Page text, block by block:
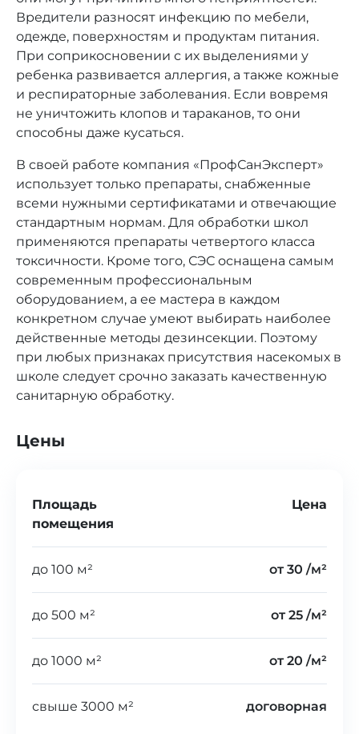
Вредители разносят инфекцию по мебели,
одежде, поверхностям и продуктам питания.
При соприкосновении с их выделениями у
ребенка развивается аллергия, а также кожные
и респираторные заболевания. Если вовремя
не уничтожить клопов и тараканов, то они
способны даже кусаться.
В своей работе компания «ПрофСанЭксперт»
использует только препараты, снабженные
всеми нужными сертификатами и отвечающие
стандартным нормам. Для обработки школ
применяются препараты четвертого класса
токсичности. Кроме того, СЭС оснащена самым
современным профессиональным
оборудованием, а ее мастера в каждом
конкретном случае умеют выбирать наиболее
действенные методы дезинсекции. Поэтому
при любых признаках присутствия насекомых в
школе следует срочно заказать качественную
санитарную обработку.
Цены
Площадь
помещения
Цена
до 100 м² от 30 /м²
до 500 м² от 25 /м²
до 1000 м² от 20 /м²
свыше 3000 м² договорная